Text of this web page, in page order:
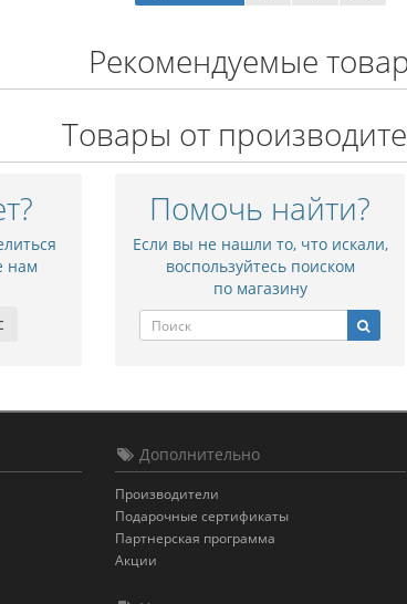
Рекомендуемые
Товары от
нам
Помочь найти?
Если вы не нашли то, что искали,
воспользуйтесь поиском
по магазину
Дополнительно
Производители
Подарочные сертификаты
Партнерская программа
Акции